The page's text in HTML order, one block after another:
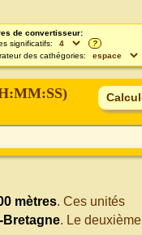
de convertisseur:
significatifs:
?
des cathégories:
mètres. Ces unités
Bretagne. Le deuxième